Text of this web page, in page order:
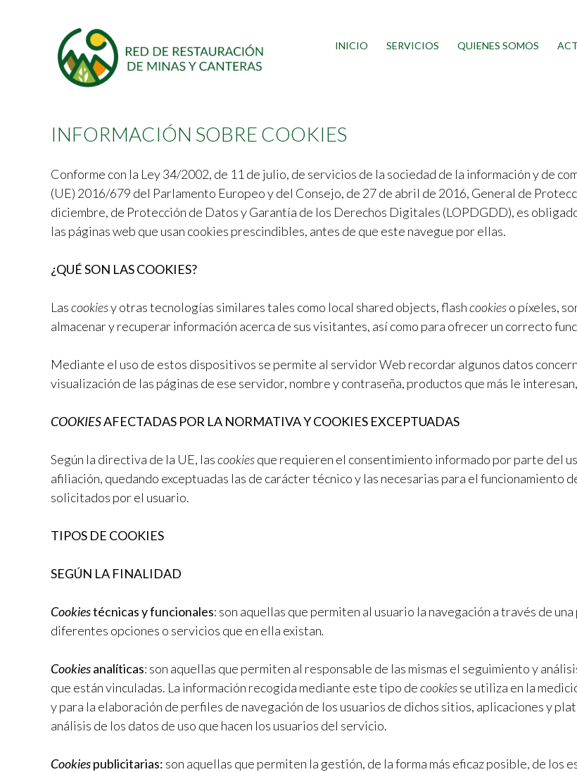
INICIO SERVICIOS QUIENES SOMOS
INFORMACIÓN SOBRE COOKIES
Conforme con la Ley 34/2002, de 11 de julio, de servicios de la sociedad de la información y de
(UE) 2016/679 del Parlamento Europeo y del Consejo, de 27 de abril de 2016, General de
diciembre, de Protección de Datos y Garantía de los Derechos Digitales (LOPDGDD), es
las páginas web que usan cookies prescindibles, antes de que este navegue por ellas.
¿QUÉ SON LAS COOKIES?
Lascookiesy otras tecnologías similares tales como local shared objects, flashcookieso píxeles,
almacenar y recuperar información acerca de sus visitantes, así como para ofrecer un correcto
Mediante el uso de estos dispositivos se permite al servidor Web recordar algunos datos
visualización de las páginas de ese servidor, nombre y contraseña, productos que más le
COOKIESAFECTADAS POR LA NORMATIVA Y COOKIES EXCEPTUADAS
Según la directiva de la UE, lascookiesque requieren el consentimiento informado por parte del
afiliación, quedando exceptuadas las de carácter técnico y las necesarias para el funcionamiento
solicitados por el usuario.
TIPOS DE COOKIES
SEGÚN LA FINALIDAD
Cookiestécnicas y funcionales: son aquellas que permiten al usuario la navegación a través de
diferentes opciones o servicios que en ella existan.
Cookiesanalíticas: son aquellas que permiten al responsable de las mismas el seguimiento y
que están vinculadas. La información recogida mediante este tipo decookiesse utiliza en la
y para la elaboración de perfiles de navegación de los usuarios de dichos sitios, aplicaciones y
análisis de los datos de uso que hacen los usuarios del servicio.
Cookiespublicitarias: son aquellas que permiten la gestión, de la forma más eficaz posible, de los